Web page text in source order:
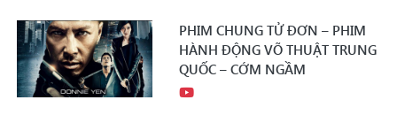
PHIM CHUNG TỬ ĐƠN – PHIM
HÀNH ĐỘNG VÕ THUẬT TRUNG
QUỐC – CỚM NGẦM